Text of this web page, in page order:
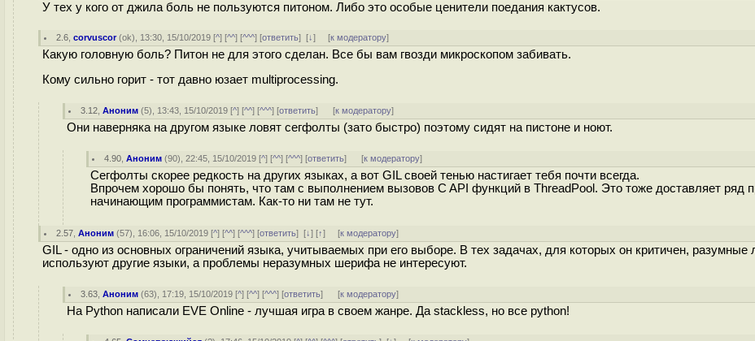
У тех у кого от джила боль не пользуются питоном. Либо это особые ценители поедания кактусов.
2.6 ,corvuscor(ok), 13:30, 15/10/2019 [^] [^^] [^^^] [ответить][↓] [к модератору]
Какую головную боль? Питон не для этого сделан. Все бы вам гвозди микроскопом забивать.
Кому сильно горит - тот давно юзает multiprocessing.
3.12 ,Аноним (5), 13:43, 15/10/2019 [^] [^^] [^^^] [ответить] [к модератору]
Они наверняка на другом языке ловят сегфолты (зато быстро) поэтому сидят на пистоне и ноют.
4.90 ,Аноним (90), 22:45, 15/10/2019 [^] [^^] [^^^] [ответить] [к модератору]
Сегфолты скорее редкость на других языках, а вот GIL своей тенью настигает тебя почти всегда.
Впрочем хорошо бы понять, что там с выполнением вызовов C API функций в ThreadPool. Это тоже доставляет ряд
начинающим программистам. Как-то ни там не тут.
2.57 ,Аноним (57), 16:06, 15/10/2019 [^] [^^] [^^^] [ответить][↓] [↑] [к модератору]
GIL - одно из основных ограничений языка, учитываемых при его выборе. В тех задачах, для которых он критичен, разумные
используют другие языки, а проблемы неразумных шерифа не интересуют.
3.63 ,Аноним (63), 17:19, 15/10/2019 [^] [^^] [^^^] [ответить] [к модератору]
На Python написали EVE Online - лучшая игра в своем жанре. Да stackless, но все python!